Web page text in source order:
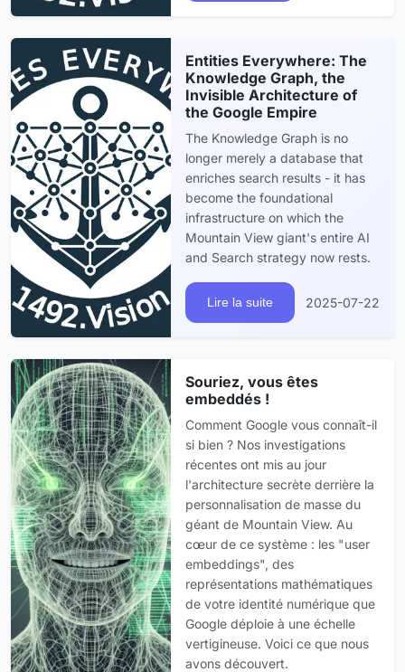
Entities Everywhere: The
Knowledge Graph, the
Invisible Architecture of
the Google Empire
The Knowledge Graph is no
longer merely a database that
enriches search results - it has
become the foundational
infrastructure on which the
Mountain View giant's entire AI
and Search strategy now rests.
Lire la suite 2025-07-22
Souriez, vous êtes
embeddés !
Comment Google vous connaît-il
si bien ? Nos investigations
récentes ont mis au jour
l'architecture secrète derrière la
personnalisation de masse du
géant de Mountain View. Au
cœur de ce système : les "user
embeddings", des
représentations mathématiques
de votre identité numérique que
Google déploie à une échelle
vertigineuse. Voici ce que nous
avons découvert.